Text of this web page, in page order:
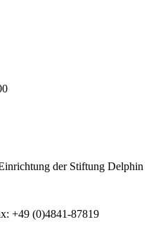
der Stiftung Delphin
+49 (0)4841-87819